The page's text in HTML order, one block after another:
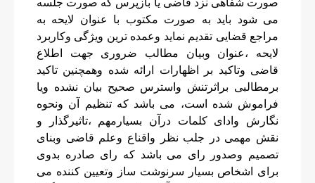
صورت شفاهی نزد قاضی یا بازپرس که صورت جلسه
می شود باید به صورت مکتوب با عنوان لایحه به
مراجع قضایی تقدیم نماید وعمده ترین ویژگی وکاربرد
لایحه ،عنوان وبیان مطالب ضروری جهت اطلاع
قاضی وتاکید بر
اظهارات ارائه شده وهمچنین تاکید
برمطالبی براثرتنش واسترس صحیح بیان نشده ویا
فراموش شده است، می باشد که تنظیم آن ونحوه
نگارش وادای کلمات درآن بسیارمهم ،تاثیرگذار و
نقش مهمی در جلب نظر واقناع وعلم قاضی وبنای
تصمیم وصدور رای می باشد که رای صادره بدوی
برای اشخاص بسیار سرنوشت ساز وتعیین کننده می